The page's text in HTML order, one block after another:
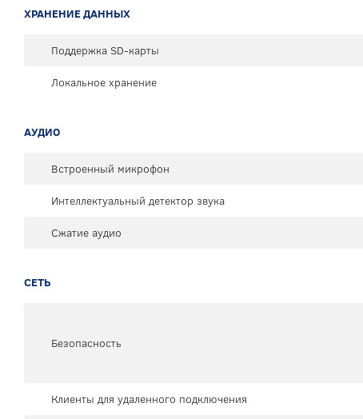
ХРАНЕНИЕ ДАННЫХ
Поддержка SD-карты
Локальное хранение
АУДИО
Встроенный микрофон
Интеллектуальный детектор звука
Сжатие аудио
СЕТЬ
Безопасность
Клиенты для удаленного подключения